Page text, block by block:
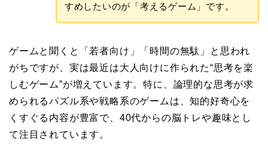
すめしたいのが「考えるゲーム」です。
ゲームと聞くと「若者向け」「時間の無駄」と思われ
がちですが、実は最近は大人向けに作られた“思考を楽
しむゲーム”が増えています。特に、論理的な思考が求
められるパズル系や戦略系のゲームは、知的好奇心を
くすぐる内容が豊富で、40代からの脳トレや趣味とし
て注目されています。